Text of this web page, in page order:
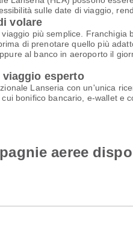
sulle date di viaggio,
volare
più semplice.
di prenotare quello più
al banco in aeroporto il
esperto
Lanseria con un'unica
bonifico bancario, e-wallet e
aeree